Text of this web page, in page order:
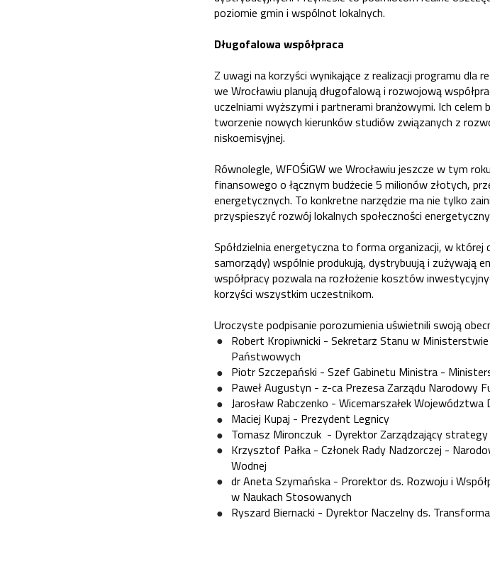
poziomie gmin i wspólnot lokalnych.
Długofalowa współpraca
Z uwagi na korzyści wynikające z realizacji programu dla
we Wrocławiu planują długofalową i rozwojową
uczelniami wyższymi i partnerami branżowymi. Ich celem
tworzenie nowych kierunków studiów związanych z
niskoemisyjnej.
Równolegle, WFOŚiGW we Wrocławiu jeszcze w tym
finansowego o łącznym budżecie 5 milionów złotych,
energetycznych. To konkretne narzędzie ma nie tylko
przyspieszyć rozwój lokalnych społeczności
Spółdzielnia energetyczna to forma organizacji, w której
samorządy) wspólnie produkują, dystrybuują i zużywają
współpracy pozwala na rozłożenie kosztów
korzyści wszystkim uczestnikom.
Uroczyste podpisanie porozumienia uświetnili swoją
Robert Kropiwnicki - Sekretarz Stanu w
Państwowych
Piotr Szczepański - Szef Gabinetu Ministra -
Paweł Augustyn - z-ca Prezesa Zarządu Narodowy
Jarosław Rabczenko - Wicemarszałek Województwa
Maciej Kupaj - Prezydent Legnicy
Tomasz Mironczuk - Dyrektor Zarządzający
Krzysztof Pałka - Członek Rady Nadzorczej -
Wodnej
dr Aneta Szymańska - Prorektor ds. Rozwoju i
w Naukach Stosowanych
Ryszard Biernacki - Dyrektor Naczelny ds.